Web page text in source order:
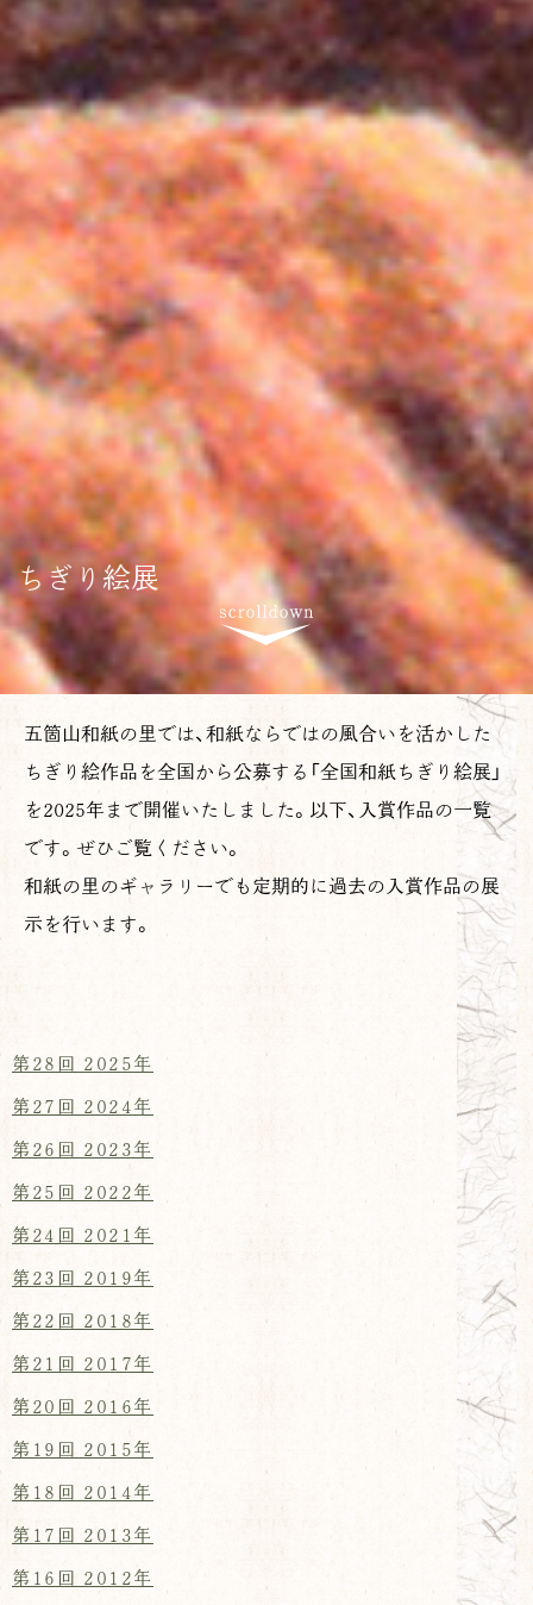
ちぎり絵展
五箇山和紙の里では、和紙ならではの風合いを活かした
ちぎり絵作品を全国から公募する「全国和紙ちぎり絵展」
を2025年まで開催いたしました。以下、入賞作品の一覧
です。ぜひご覧ください。
和紙の里のギャラリーでも定期的に過去の入賞作品の展
示を行います。
第28回 2025年
第27回 2024年
第26回 2023年
第25回 2022年
第24回 2021年
第23回 2019年
第22回 2018年
第21回 2017年
第20回 2016年
第19回 2015年
第18回 2014年
第17回 2013年
第16回 2012年